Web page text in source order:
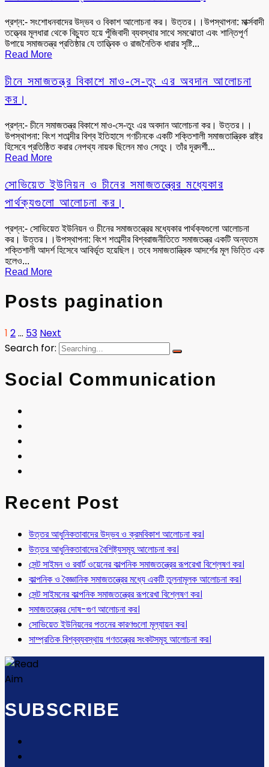
প্রশ্ন:- সংশোধনবাদের উদ্ভব ও বিকাশ আলোচনা কর। উত্তর।।উপস্থাপনা: মার্ক্সবাদী
তত্ত্বের মূলধারা থেকে বিচ্যুত হয়ে পুঁজিবাদী ব্যবস্থার সাথে সমঝোতা এবং শান্তিপূর্ণ
উপায়ে সমাজতন্ত্র প্রতিষ্ঠার যে তাত্ত্বিক ও রাজনৈতিক ধারার সৃষ্টি...
Read More
চীনে সমাজতন্ত্র বিকাশে মাও-সে-তুং এর অবদান আলোচনা
কর।
প্রশ্ন:- চীনে সমাজতন্ত্র বিকাশে মাও-সে-তুং এর অবদান আলোচনা কর। উত্তর।।
উপস্থাপনা: বিংশ শতাব্দীর বিশ্ব ইতিহাসে গণচীনকে একটি শক্তিশালী সমাজতান্ত্রিক রাষ্ট্র
হিসেবে প্রতিষ্ঠিত করার নেপথ্য নায়ক ছিলেন মাও সেতুং। তাঁর দূরদর্শী...
Read More
সোভিয়েত ইউনিয়ন ও চীনের সমাজতন্ত্রের মধ্যেকার
পার্থক্যগুলো আলোচনা কর।
প্রশ্ন:- সোভিয়েত ইউনিয়ন ও চীনের সমাজতন্ত্রের মধ্যেকার পার্থক্যগুলো আলোচনা
কর। উত্তর।।উপস্থাপনা: বিংশ শতাব্দীর বিশ্বরাজনীতিতে সমাজতন্ত্র একটি অন্যতম
শক্তিশালী আদর্শ হিসেবে আবির্ভূত হয়েছিল। তবে সমাজতান্ত্রিক আদর্শের মূল ভিত্তি এক
হলেও...
Read More
Posts pagination
1 2… 53 Next
Search for:
Social Communication
Recent Post
উত্তর আধুনিকতাবাদের উদ্ভব ও ক্রমবিকাশ আলোচনা কর।
উত্তর আধুনিকতাবাদের বৈশিষ্ট্যসমূহ আলোচনা কর।
সেন্ট সাইমন ও রবার্ট ওয়েনের কাল্পনিক সমাজতন্ত্রের রূপরেখা বিশ্লেষণ কর।
কাল্পনিক ও বৈজ্ঞানিক সমাজতন্ত্রের মধ্যে একটি তুলনামূলক আলোচনা কর।
সেন্ট সাইমনের কাল্পনিক সমাজতন্ত্রের রূপরেখা বিশ্লেষণ কর।
সমাজতন্ত্রের দোষ-গুণ আলোচনা কর।
সোভিয়েত ইউনিয়নের পতনের কারণগুলো মূল্যায়ন কর।
সাম্প্রতিক বিশ্বব্যবস্থায় গণতন্ত্রের সংকটসমূহ আলোচনা কর।
SUBSCRIBE